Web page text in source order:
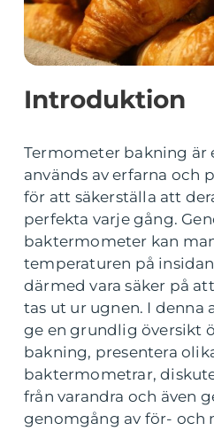
Introduktion
Termometer bakning är
används av erfarna och
för att säkerställa att
perfekta varje gång.
baktermometer kan
temperaturen på
därmed vara säker på
tas ut ur ugnen. I
ge en grundlig översikt
bakning, presentera
baktermometrar,
från varandra och även
genomgång av för- och